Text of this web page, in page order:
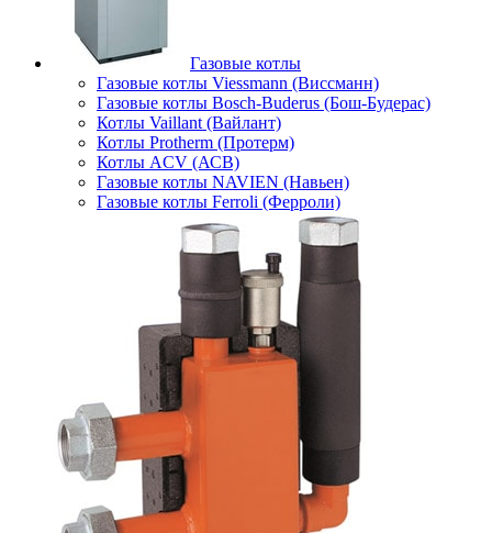
Газовые котлы
Газовые котлы Viessmann (Виссманн)
Газовые котлы Bosch-Buderus (Бош-Будерас)
Котлы Vaillant (Вайлант)
Котлы Protherm (Протерм)
Котлы ACV (АСВ)
Газовые котлы NAVIEN (Навьен)
Газовые котлы Ferroli (Ферроли)